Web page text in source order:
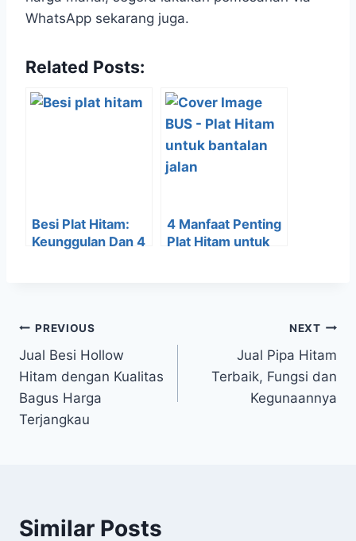
WhatsApp sekarang juga.
Related Posts:
Besi Plat Hitam:
Keunggulan Dan 4
4 Manfaat Penting
Plat Hitam untuk
PREVIOUS
Jual Besi Hollow
Hitam dengan Kualitas
Bagus Harga
Terjangkau
NEXT
Jual Pipa Hitam
Terbaik, Fungsi dan
Kegunaannya
Similar Posts